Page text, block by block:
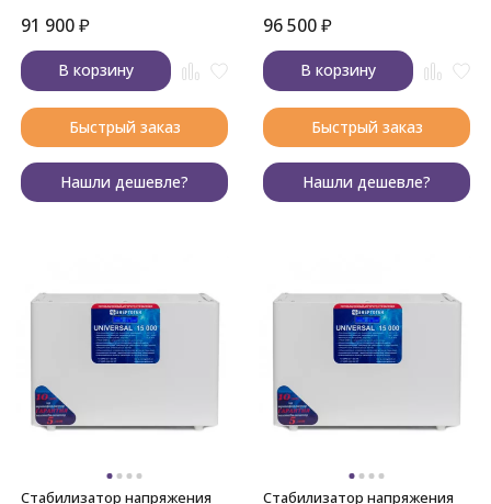
91 900₽
В корзину
Быстрый заказ
Нашли дешевле?
96 500₽
В корзину
Быстрый заказ
Нашли дешевле?
Стабилизатор напряжения
Стабилизатор напряжения